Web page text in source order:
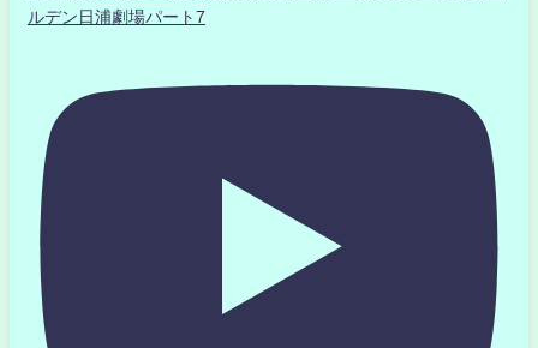
ルデン日浦劇場パート7